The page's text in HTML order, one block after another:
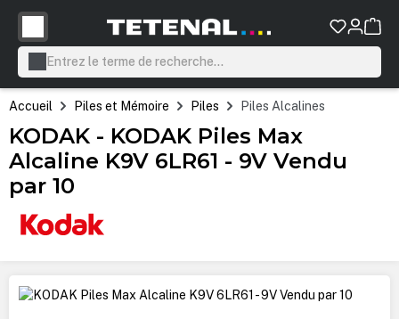
principal
Accueil Piles et Mémoire Piles Piles Alcalines
KODAK - KODAK Piles Max
Alcaline K9V 6LR61 - 9V Vendu
par 10
Ignorer la galerie d'images